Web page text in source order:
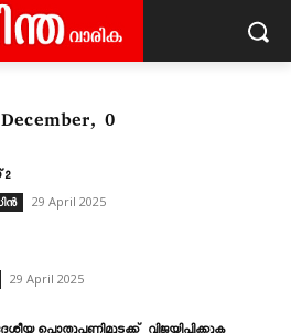
0
2
29 April 2025
29 April 2025